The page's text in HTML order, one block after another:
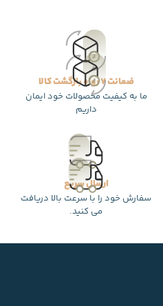
ضمانت 7 روزه بازگشت کالا
ما به کیفیت محصولات خود ایمان
داریم
ارسال سریع
سفارش خود را با سرعت بالا دریافت
می کنید.